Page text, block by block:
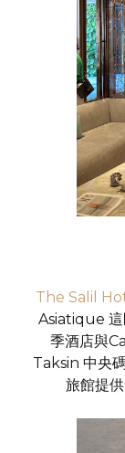
The Salil
Asiatique 這
季酒店與
Taksin 中央
旅館提